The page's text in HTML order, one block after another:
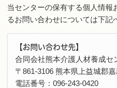
当センターの保有する個人情報
るお問い合わせについては下記
【お問い合わせ先】
合同会社熊本介護人材養成セ
〒861-3106 熊本県上益城郡
電話番号：096-243-0420